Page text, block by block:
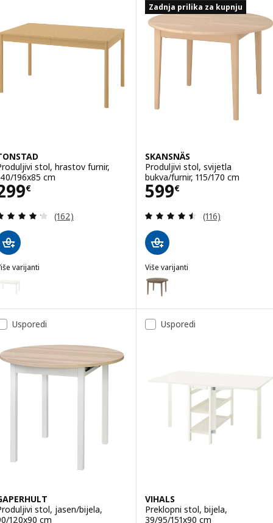
stol, hrastov furnir,
196x85 cm
€ 299€
Revizija: 4.2 od 5 zvjezdica. Ukupno recenzija:
(162)
varijanti
TONSTAD, Produljivi stol, krem, 140/196x85 cm
Zadnja prilika za kupnju
SKANSNÄS
Produljivi stol, svijetla
bukva/furnir, 115/170 cm
599€
Cijena 599€
Revizija: 4.5
(116)
Više varijanti
SKANSNÄS
Mogućnost: SKANSNÄS,
Usporedi
stol, jasen/bijela,
120x90 cm
Usporedi
VIHALS
Preklopni stol, bijela,
39/95/151x90 cm